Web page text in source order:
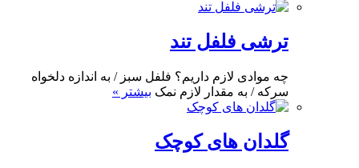
ترشی فلفل تند
چه موادی لازم داریم؟ فلفل سبز / به اندازه دلخواه
سرکه / به مقدار لازم نمک بیشتر »
گلدان های کوچک